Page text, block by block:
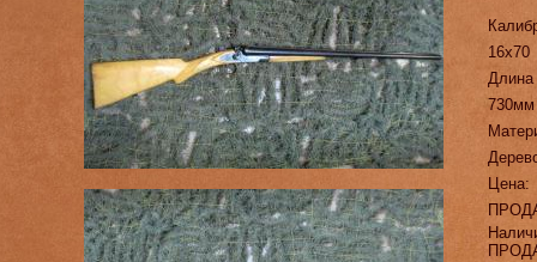
16х70
730мм
Цена: